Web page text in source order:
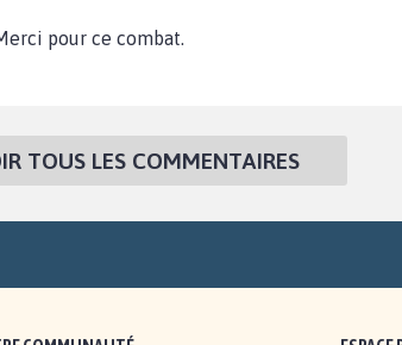
pour ce combat.
TOUS LES COMMENTAIRES